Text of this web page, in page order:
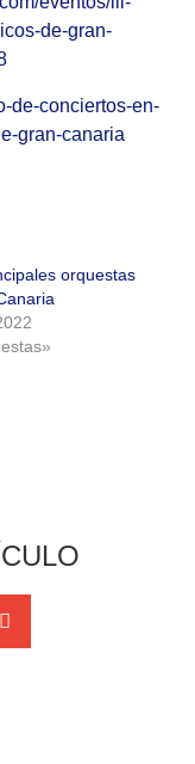
de-gran-
de-conciertos-en-
gran-canaria
orquestas